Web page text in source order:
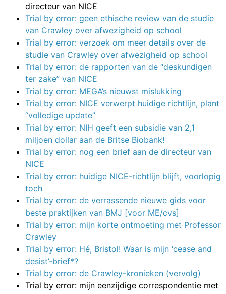
directeur van NICE
Trial by error: geen ethische review van de studie
van Crawley over afwezigheid op school
Trial by error: verzoek om meer details over de
studie van Crawley over afwezigheid op school
Trial by error: de rapporten van de “deskundigen
ter zake” van NICE
Trial by error: MEGA’s nieuwst mislukking
Trial by error: NICE verwerpt huidige richtlijn, plant
“volledige update”
Trial by error: NIH geeft een subsidie van 2,1
miljoen dollar aan de Britse Biobank!
Trial by error: nog een brief aan de directeur van
NICE
Trial by error: huidige NICE-richtlijn blijft, voorlopig
toch
Trial by error: de verrassende nieuwe gids voor
beste praktijken van BMJ [voor ME/cvs]
Trial by error: mijn korte ontmoeting met Professor
Crawley
Trial by error: Hé, Bristol! Waar is mijn ‘cease and
desist’-brief*?
Trial by error: de Crawley-kronieken (vervolg)
Trial by error: mijn eenzijdige correspondentie met